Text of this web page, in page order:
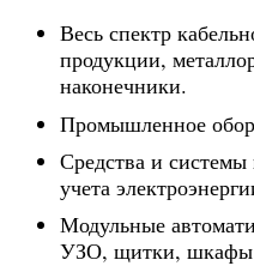
Весь спектр
продукции,
наконечники.
Промышленное
Средства и
учета
Модульные
УЗО, щитки, шкафы